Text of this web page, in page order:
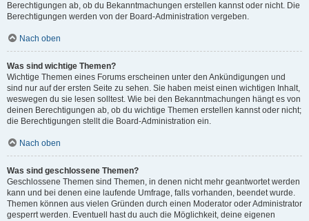
Berechtigungen ab, ob du Bekanntmachungen erstellen kannst oder nicht. Die
Berechtigungen werden von der Board-Administration vergeben.
Nach oben
Was sind wichtige Themen?
Wichtige Themen eines Forums erscheinen unter den Ankündigungen und
sind nur auf der ersten Seite zu sehen. Sie haben meist einen wichtigen Inhalt,
weswegen du sie lesen solltest. Wie bei den Bekanntmachungen hängt es von
deinen Berechtigungen ab, ob du wichtige Themen erstellen kannst oder nicht;
die Berechtigungen stellt die Board-Administration ein.
Nach oben
Was sind geschlossene Themen?
Geschlossene Themen sind Themen, in denen nicht mehr geantwortet werden
kann und bei denen eine laufende Umfrage, falls vorhanden, beendet wurde.
Themen können aus vielen Gründen durch einen Moderator oder Administrator
gesperrt werden. Eventuell hast du auch die Möglichkeit, deine eigenen